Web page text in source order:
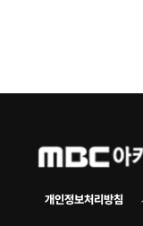
개인정보처리방침